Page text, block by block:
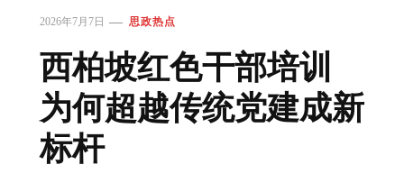
2026年7月7日 思政热点
西柏坡红色干部培训
为何超越传统党建成新
标杆